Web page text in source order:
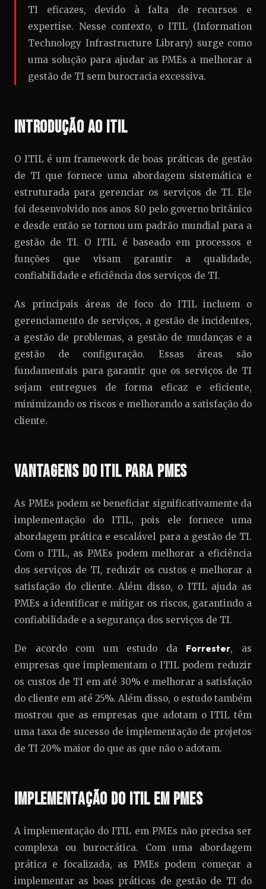
TI eficazes, devido à falta de recursos e
expertise. Nesse contexto, o ITIL (Information
Technology Infrastructure Library) surge como
uma solução para ajudar as PMEs a melhorar a
gestão de TI sem burocracia excessiva.
Introdução ao ITIL
O ITIL é um framework de boas práticas de gestão
de TI que fornece uma abordagem sistemática e
estruturada para gerenciar os serviços de TI. Ele
foi desenvolvido nos anos 80 pelo governo britânico
e desde então se tornou um padrão mundial para a
gestão de TI. O ITIL é baseado em processos e
funções que visam garantir a qualidade,
confiabilidade e eficiência dos serviços de TI.
As principais áreas de foco do ITIL incluem o
gerenciamento de serviços, a gestão de incidentes,
a gestão de problemas, a gestão de mudanças e a
gestão de configuração. Essas áreas são
fundamentais para garantir que os serviços de TI
sejam entregues de forma eficaz e eficiente,
minimizando os riscos e melhorando a satisfação do
cliente.
Vantagens do ITIL para PMEs
As PMEs podem se beneficiar significativamente da
implementação do ITIL, pois ele fornece uma
abordagem prática e escalável para a gestão de TI.
Com o ITIL, as PMEs podem melhorar a eficiência
dos serviços de TI, reduzir os custos e melhorar a
satisfação do cliente. Além disso, o ITIL ajuda as
PMEs a identificar e mitigar os riscos, garantindo a
confiabilidade e a segurança dos serviços de TI.
De acordo com um estudo da Forrester, as
empresas que implementam o ITIL podem reduzir
os custos de TI em até 30% e melhorar a satisfação
do cliente em até 25%. Além disso, o estudo também
mostrou que as empresas que adotam o ITIL têm
uma taxa de sucesso de implementação de projetos
de TI 20% maior do que as que não o adotam.
Implementação do ITIL em PMEs
A implementação do ITIL em PMEs não precisa ser
complexa ou burocrática. Com uma abordagem
prática e focalizada, as PMEs podem começar a
implementar as boas práticas de gestão de TI do